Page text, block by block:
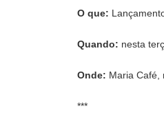
O que:
Quando: nesta
Onde: Maria Café,
***